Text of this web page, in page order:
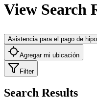
View Search
Asistencia para el pago de
Agregar mi ubicación
Filter
Search Results